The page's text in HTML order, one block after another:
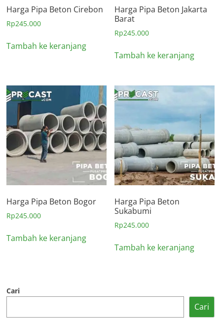
Harga Pipa Beton Cirebon
Rp245.000
Tambah ke keranjang
Harga Pipa Beton Jakarta
Barat
Rp245.000
Tambah ke keranjang
Harga Pipa Beton Bogor
Rp245.000
Tambah ke keranjang
Harga Pipa Beton
Sukabumi
Rp245.000
Tambah ke keranjang
Cari
Cari